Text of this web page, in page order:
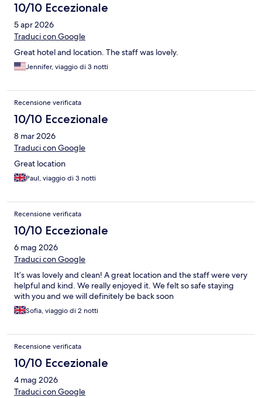
10/10 Eccezionale
5 apr 2026
Traduci con Google
Great hotel and location. The staff was lovely.
Jennifer, viaggio di 3 notti
Recensione verificata
10/10 Eccezionale
8 mar 2026
Traduci con Google
Great location
Paul, viaggio di 3 notti
Recensione verificata
10/10 Eccezionale
6 mag 2026
Traduci con Google
It’s was lovely and clean! A great location and the staff were very
helpful and kind. We really enjoyed it. We felt so safe staying
with you and we will definitely be back soon
Sofia, viaggio di 2 notti
Recensione verificata
10/10 Eccezionale
4 mag 2026
Traduci con Google